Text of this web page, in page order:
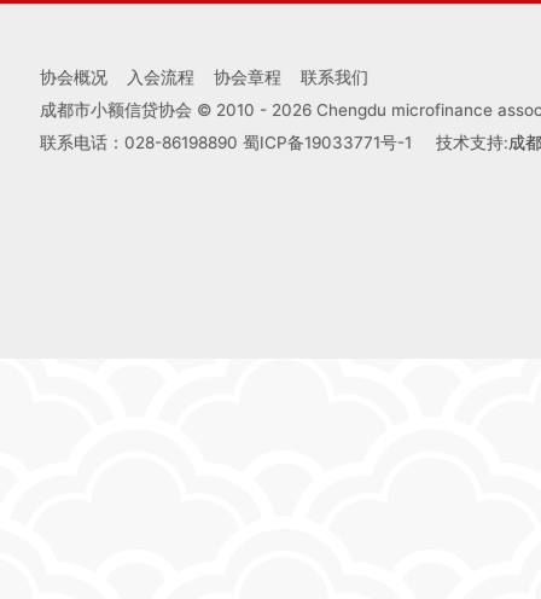
协会概况 入会流程 协会章程
联系我们
成都市小额信贷协会 © 2010 - 2026 Chengdu microfinance
联系电话：028-86198890 蜀ICP备19033771号-1 技术支持:成